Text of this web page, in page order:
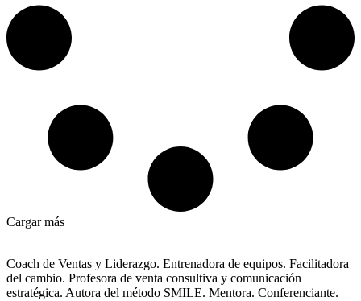
Cargar más
Coach de Ventas y Liderazgo. Entrenadora de equipos. Facilitadora
del cambio. Profesora de venta consultiva y comunicación
estratégica. Autora del método SMILE. Mentora. Conferenciante.